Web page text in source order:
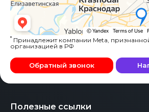
Полезные ссылки
* Принадлежит компании Meta,
организацией в РФ
Обратный звонок